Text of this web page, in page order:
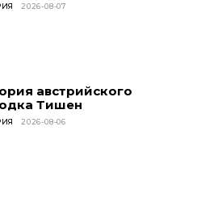
2026-08-07
австрийского
Тишен
2026-08-06